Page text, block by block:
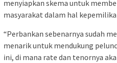
menyiapkan skema untuk
masyarakat dalam hal
“Perbankan sebenarnya sudah
menarik untuk mendukung
ini, di mana rate dan tenornya